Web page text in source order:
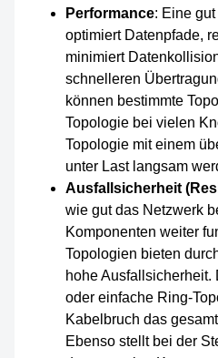
Performance: Eine
optimiert Datenpfade,
minimiert
schnelleren
können bestimmte
Topologie bei vielen
Topologie mit einem
unter Last langsam
Ausfallsicherheit
wie gut das Netzwerk
Komponenten weiter
Topologien bieten
hohe
oder einfache Ring-
Kabelbruch das
Ebenso stellt bei der